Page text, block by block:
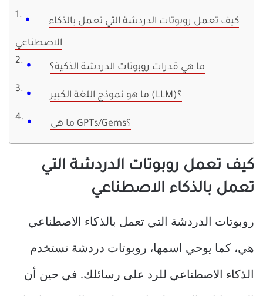
كيف تعمل روبوتات الدردشة التي تعمل بالذكاء
الاصطناعي
ما هي قدرات روبوتات الدردشة الذكية؟
ما هو نموذج اللغة الكبير (LLM)؟
ما هي GPTs/Gems؟
كيف تعمل روبوتات الدردشة التي
تعمل بالذكاء الاصطناعي
روبوتات الدردشة التي تعمل بالذكاء الاصطناعي
هي، كما يوحي اسمها، روبوتات دردشة تستخدم
الذكاء الاصطناعي للرد على رسائلك. في حين أن